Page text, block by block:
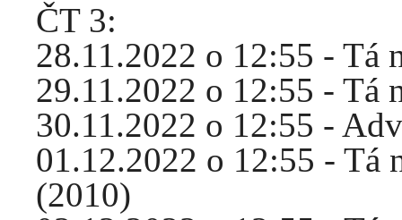
ČT 3:
28.11.2022 o 12:55 - Tá
29.11.2022 o 12:55 - Tá
30.11.2022 o 12:55 -
01.12.2022 o 12:55 - Tá
(2010)